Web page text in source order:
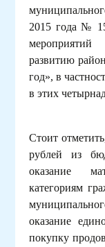
2015 года №
развитию
год», в
в этих
Стоит
рублей из
оказание
категориям
оказание
покупку